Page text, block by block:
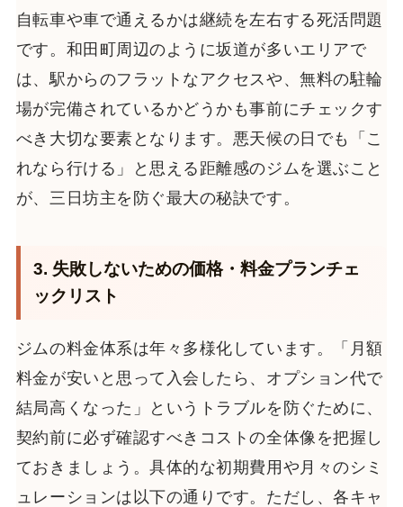
自転車や車で通えるかは継続を左右する死活問題
です。和田町周辺のように坂道が多いエリアで
は、駅からのフラットなアクセスや、無料の駐輪
場が完備されているかどうかも事前にチェックす
べき大切な要素となります。悪天候の日でも「こ
れなら行ける」と思える距離感のジムを選ぶこと
が、三日坊主を防ぐ最大の秘訣です。
3. 失敗しないための価格・料金プランチェ
ックリスト
ジムの料金体系は年々多様化しています。「月額
料金が安いと思って入会したら、オプション代で
結局高くなった」というトラブルを防ぐために、
契約前に必ず確認すべきコストの全体像を把握し
ておきましょう。具体的な初期費用や月々のシミ
ュレーションは以下の通りです。ただし、各キャ